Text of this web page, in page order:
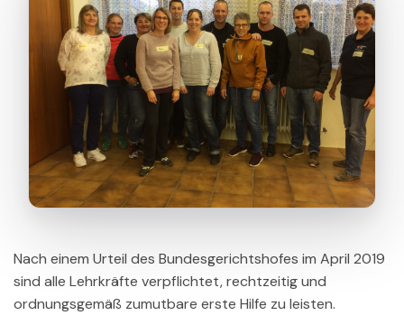
Nach einem Urteil des Bundesgerichtshofes im April 2019
sind alle Lehrkräfte verpflichtet, rechtzeitig und
ordnungsgemäß zumutbare erste Hilfe zu leisten.